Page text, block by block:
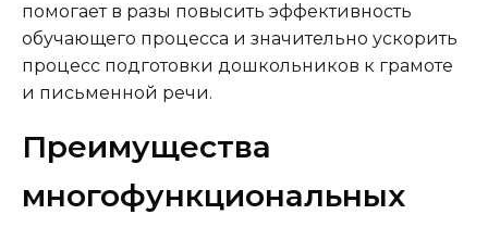
помогает в разы повысить эффективность
обучающего процесса и значительно ускорить
процесс подготовки дошкольников к грамоте
и письменной речи.
Преимущества
многофункциональных